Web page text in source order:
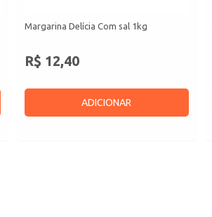
Margarina Delícia Com sal 1kg
R$ 12,40
ADICIONAR